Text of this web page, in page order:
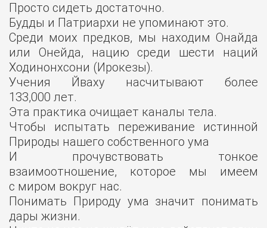
Просто сидеть достаточно.
Будды и Патриархи не упоминают это.
Среди моих предков, мы находим Онайда
или Онейда, нацию среди шести наций
Ходинонхсони (Ирокезы).
Учения Йваху насчитывают более
133,000 лет.
Эта практика очищает каналы тела.
Чтобы испытать переживание истинной
Природы нашего собственного ума
И прочувствовать тонкое
взаимоотношение, которое мы имеем
с миром вокруг нас.
Понимать Природу ума значит понимать
дары жизни.